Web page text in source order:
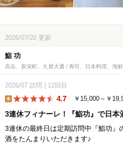
2026/07/20 更新
鮨 功
高岳、新栄町、久屋大通 / 寿司、日本料理、海鮮
2026/07 訪問 12回目
4.7 ￥15,000～￥
3連休フィナーレ！『鮨功』で日本
3連休の最終日は定期訪問中『鮨功』
酒をたんまりいただきます♪